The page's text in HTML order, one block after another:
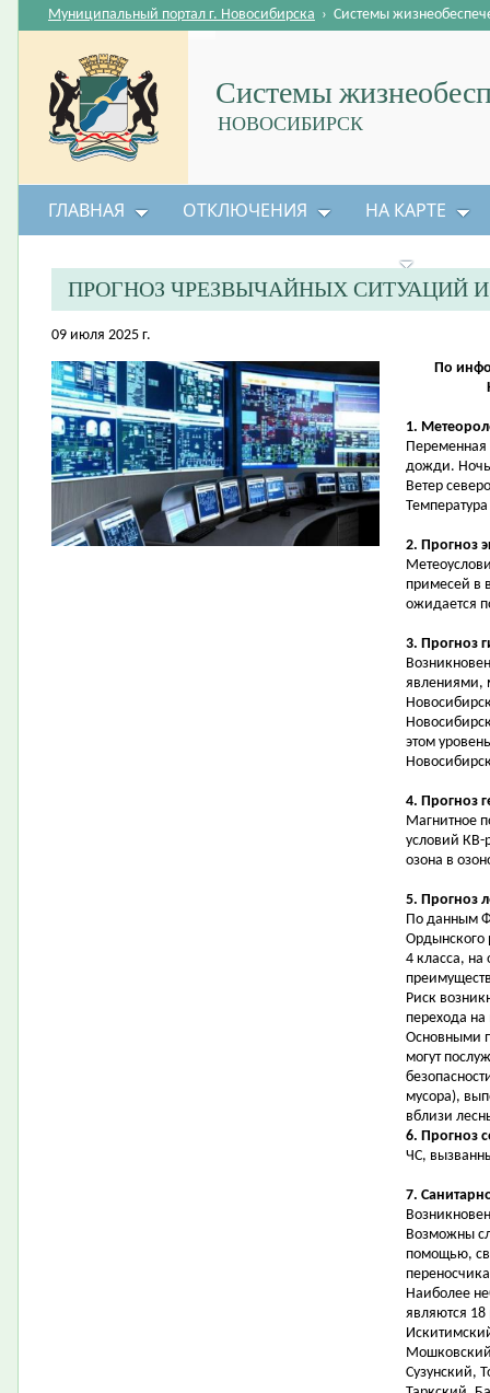
Системы
НОВОСИБИРСК
Муниципальный портал г. Новосибирска › Системы
ГЛАВНАЯ ОТКЛЮЧЕНИЯ НА КАРТЕ
ПРОГНОЗ ЧРЕЗВЫЧАЙНЫХ СИТУАЦИЙ
09 июля 2025 г.
По
1.
Переменная
дожди.
Ветер
2. Прогноз
примесей в
ожидается
3. Прогноз
явлениями,
этом
4. Прогноз
Магнитное
условий КВ-
озона в
5. Прогноз
По данным
Ордынского
4 класса, на
Риск
перехода
Основными
могут
мусора),
вблизи
6. Прогноз
ЧС,
7.
Возможны
помощью,
Наиболее
являются 18
Сузунский,